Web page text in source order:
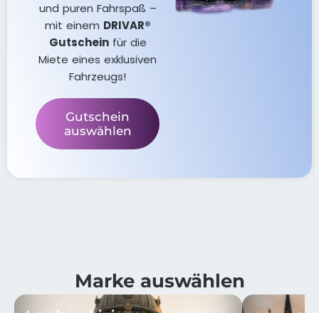
und puren Fahrspaß –
mit einem DRIVAR®
Gutscheinfür die
Miete eines exklusiven
Fahrzeugs!
Gutschein
auswählen
Marke auswählen